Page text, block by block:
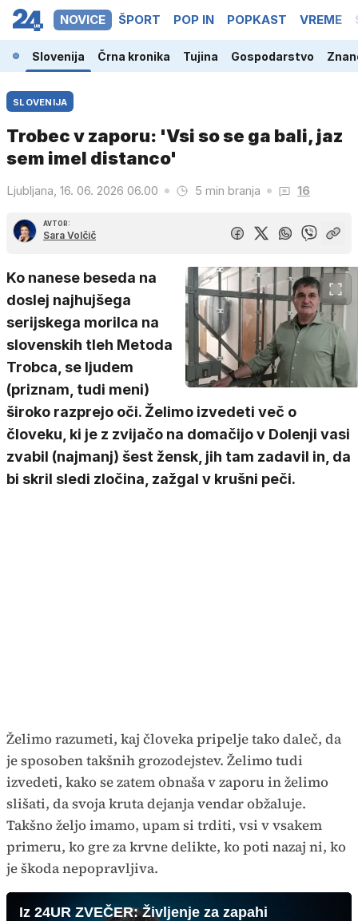
NOVICE ŠPORT POP IN POPKAST VREME
Slovenija Črna kronika Tujina Gospodarstvo
SLOVENIJA
Trobec v zaporu: 'Vsi so se ga bali, jaz
sem imel distanco'
Ljubljana, 16. 06. 2026 06.00 5 min branja 16
AVTOR:
Sara Volčič
Ko nanese beseda na
doslej najhujšega
serijskega morilca na
slovenskih tleh Metoda
Trobca, se ljudem
(priznam, tudi meni)
široko razprejo oči. Želimo izvedeti več o
človeku, ki je z zvijačo na domačijo v Dolenji vasi
zvabil (najmanj) šest žensk, jih tam zadavil in, da
bi skril sledi zločina, zažgal v krušni peči.
Želimo razumeti, kaj človeka pripelje tako daleč, da
je sposoben takšnih grozodejstev. Želimo tudi
izvedeti, kako se zatem obnaša v zaporu in želimo
slišati, da svoja kruta dejanja vendar obžaluje.
Takšno željo imamo, upam si trditi, vsi v vsakem
primeru, ko gre za krvne delikte, ko poti nazaj ni, ko
je škoda nepopravljiva.
Iz 24UR ZVEČER: Življenje za zapahi